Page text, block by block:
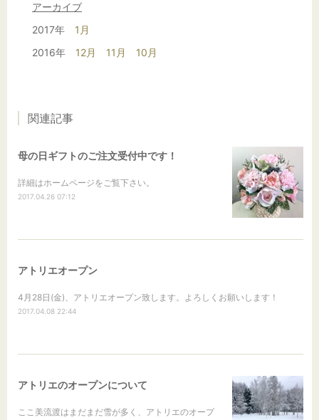
アーカイブ
2017年 1月
2016年 12月 11月 10月
関連記事
母の日ギフトのご注文受付中です！
詳細はホームページをご覧下さい。
2017.04.26 07:12
アトリエオープン
4月28日(金)、アトリエオープン致します。よろしくお願いします！
2017.04.08 22:44
アトリエのオープンについて
ここ美流渡はまだまだ雪が多く、アトリエのオープ